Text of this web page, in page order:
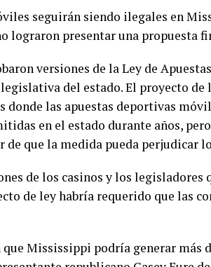
seguirán siendo ilegales en
lograron presentar una propuesta
versiones de la Ley de
del estado. El proyecto
donde las apuestas deportivas
en el estado durante años,
que la medida pueda perjudicar
de los casinos y los legisladores
de ley habría requerido que las
Mississippi podría generar más